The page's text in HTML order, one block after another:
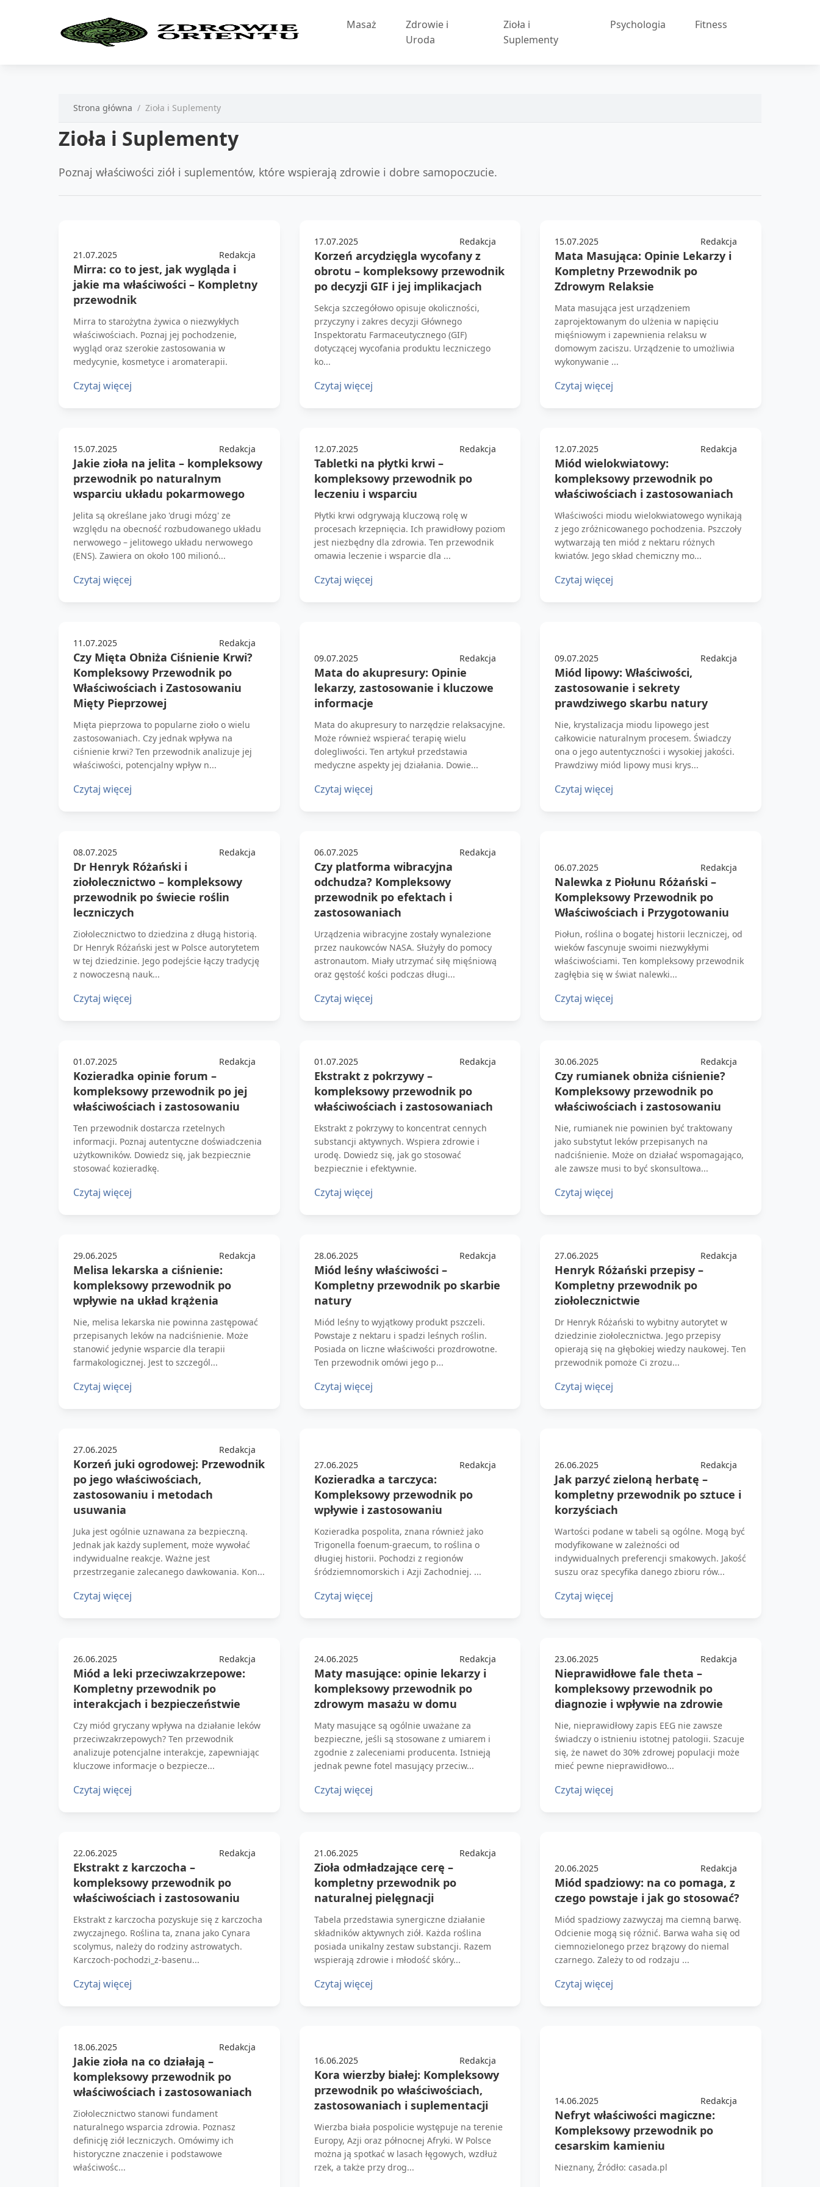
Masaż
Zdrowie i
Uroda
Zioła i
Suplementy
Psychologia Fitness
Strona główna Zioła i Suplementy
Zioła i Suplementy
Poznaj właściwości ziół i suplementów, które wspierają zdrowie i dobre samopoczucie.
21.07.2025 Redakcja
Mirra: co to jest, jak wygląda i
jakie ma właściwości – Kompletny
przewodnik
Mirra to starożytna żywica o niezwykłych
właściwościach. Poznaj jej pochodzenie,
wygląd oraz szerokie zastosowania w
medycynie, kosmetyce i aromaterapii.
Czytaj więcej
17.07.2025 Redakcja
Korzeń arcydzięgla wycofany z
obrotu – kompleksowy przewodnik
po decyzji GIF i jej implikacjach
Sekcja szczegółowo opisuje okoliczności,
przyczyny i zakres decyzji Głównego
Inspektoratu Farmaceutycznego (GIF)
dotyczącej wycofania produktu leczniczego
ko...
Czytaj więcej
15.07.2025 Redakcja
Mata Masująca: Opinie Lekarzy i
Kompletny Przewodnik po
Zdrowym Relaksie
Mata masująca jest urządzeniem
zaprojektowanym do ulżenia w napięciu
mięśniowym i zapewnienia relaksu w
domowym zaciszu. Urządzenie to umożliwia
wykonywanie ...
Czytaj więcej
15.07.2025 Redakcja
Jakie zioła na jelita – kompleksowy
przewodnik po naturalnym
wsparciu układu pokarmowego
Jelita są określane jako 'drugi mózg' ze
względu na obecność rozbudowanego układu
nerwowego – jelitowego układu nerwowego
(ENS). Zawiera on około 100 milionó...
Czytaj więcej
12.07.2025 Redakcja
Tabletki na płytki krwi –
kompleksowy przewodnik po
leczeniu i wsparciu
Płytki krwi odgrywają kluczową rolę w
procesach krzepnięcia. Ich prawidłowy poziom
jest niezbędny dla zdrowia. Ten przewodnik
omawia leczenie i wsparcie dla ...
Czytaj więcej
12.07.2025 Redakcja
Miód wielokwiatowy:
kompleksowy przewodnik po
właściwościach i zastosowaniach
Właściwości miodu wielokwiatowego wynikają
z jego zróżnicowanego pochodzenia. Pszczoły
wytwarzają ten miód z nektaru różnych
kwiatów. Jego skład chemiczny mo...
Czytaj więcej
11.07.2025 Redakcja
Czy Mięta Obniża Ciśnienie Krwi?
Kompleksowy Przewodnik po
Właściwościach i Zastosowaniu
Mięty Pieprzowej
Mięta pieprzowa to popularne zioło o wielu
zastosowaniach. Czy jednak wpływa na
ciśnienie krwi? Ten przewodnik analizuje jej
właściwości, potencjalny wpływ n...
Czytaj więcej
09.07.2025 Redakcja
Mata do akupresury: Opinie
lekarzy, zastosowanie i kluczowe
informacje
Mata do akupresury to narzędzie relaksacyjne.
Może również wspierać terapię wielu
dolegliwości. Ten artykuł przedstawia
medyczne aspekty jej działania. Dowie...
Czytaj więcej
09.07.2025 Redakcja
Miód lipowy: Właściwości,
zastosowanie i sekrety
prawdziwego skarbu natury
Nie, krystalizacja miodu lipowego jest
całkowicie naturalnym procesem. Świadczy
ona o jego autentyczności i wysokiej jakości.
Prawdziwy miód lipowy musi krys...
Czytaj więcej
08.07.2025 Redakcja
Dr Henryk Różański i
ziołolecznictwo – kompleksowy
przewodnik po świecie roślin
leczniczych
Ziołolecznictwo to dziedzina z długą historią.
Dr Henryk Różański jest w Polsce autorytetem
w tej dziedzinie. Jego podejście łączy tradycję
z nowoczesną nauk...
Czytaj więcej
06.07.2025 Redakcja
Czy platforma wibracyjna
odchudza? Kompleksowy
przewodnik po efektach i
zastosowaniach
Urządzenia wibracyjne zostały wynalezione
przez naukowców NASA. Służyły do pomocy
astronautom. Miały utrzymać siłę mięśniową
oraz gęstość kości podczas długi...
Czytaj więcej
06.07.2025 Redakcja
Nalewka z Piołunu Różański –
Kompleksowy Przewodnik po
Właściwościach i Przygotowaniu
Piołun, roślina o bogatej historii leczniczej, od
wieków fascynuje swoimi niezwykłymi
właściwościami. Ten kompleksowy przewodnik
zagłębia się w świat nalewki...
Czytaj więcej
01.07.2025 Redakcja
Kozieradka opinie forum –
kompleksowy przewodnik po jej
właściwościach i zastosowaniu
Ten przewodnik dostarcza rzetelnych
informacji. Poznaj autentyczne doświadczenia
użytkowników. Dowiedz się, jak bezpiecznie
stosować kozieradkę.
Czytaj więcej
01.07.2025 Redakcja
Ekstrakt z pokrzywy –
kompleksowy przewodnik po
właściwościach i zastosowaniach
Ekstrakt z pokrzywy to koncentrat cennych
substancji aktywnych. Wspiera zdrowie i
urodę. Dowiedz się, jak go stosować
bezpiecznie i efektywnie.
Czytaj więcej
30.06.2025 Redakcja
Czy rumianek obniża ciśnienie?
Kompleksowy przewodnik po
właściwościach i zastosowaniu
Nie, rumianek nie powinien być traktowany
jako substytut leków przepisanych na
nadciśnienie. Może on działać wspomagająco,
ale zawsze musi to być skonsultowa...
Czytaj więcej
29.06.2025 Redakcja
Melisa lekarska a ciśnienie:
kompleksowy przewodnik po
wpływie na układ krążenia
Nie, melisa lekarska nie powinna zastępować
przepisanych leków na nadciśnienie. Może
stanowić jedynie wsparcie dla terapii
farmakologicznej. Jest to szczegól...
Czytaj więcej
28.06.2025 Redakcja
Miód leśny właściwości –
Kompletny przewodnik po skarbie
natury
Miód leśny to wyjątkowy produkt pszczeli.
Powstaje z nektaru i spadzi leśnych roślin.
Posiada on liczne właściwości prozdrowotne.
Ten przewodnik omówi jego p...
Czytaj więcej
27.06.2025 Redakcja
Henryk Różański przepisy –
Kompletny przewodnik po
ziołolecznictwie
Dr Henryk Różański to wybitny autorytet w
dziedzinie ziołolecznictwa. Jego przepisy
opierają się na głębokiej wiedzy naukowej. Ten
przewodnik pomoże Ci zrozu...
Czytaj więcej
27.06.2025 Redakcja
Korzeń juki ogrodowej: Przewodnik
po jego właściwościach,
zastosowaniu i metodach
usuwania
Juka jest ogólnie uznawana za bezpieczną.
Jednak jak każdy suplement, może wywołać
indywidualne reakcje. Ważne jest
przestrzeganie zalecanego dawkowania. Kon...
Czytaj więcej
27.06.2025 Redakcja
Kozieradka a tarczyca:
Kompleksowy przewodnik po
wpływie i zastosowaniu
Kozieradka pospolita, znana również jako
Trigonella foenum-graecum, to roślina o
długiej historii. Pochodzi z regionów
śródziemnomorskich i Azji Zachodniej. ...
Czytaj więcej
26.06.2025 Redakcja
Jak parzyć zieloną herbatę –
kompletny przewodnik po sztuce i
korzyściach
Wartości podane w tabeli są ogólne. Mogą być
modyfikowane w zależności od
indywidualnych preferencji smakowych. Jakość
suszu oraz specyfika danego zbioru rów...
Czytaj więcej
26.06.2025 Redakcja
Miód a leki przeciwzakrzepowe:
Kompletny przewodnik po
interakcjach i bezpieczeństwie
Czy miód gryczany wpływa na działanie leków
przeciwzakrzepowych? Ten przewodnik
analizuje potencjalne interakcje, zapewniając
kluczowe informacje o bezpiecze...
Czytaj więcej
24.06.2025 Redakcja
Maty masujące: opinie lekarzy i
kompleksowy przewodnik po
zdrowym masażu w domu
Maty masujące są ogólnie uważane za
bezpieczne, jeśli są stosowane z umiarem i
zgodnie z zaleceniami producenta. Istnieją
jednak pewne fotel masujący przeciw...
Czytaj więcej
23.06.2025 Redakcja
Nieprawidłowe fale theta –
kompleksowy przewodnik po
diagnozie i wpływie na zdrowie
Nie, nieprawidłowy zapis EEG nie zawsze
świadczy o istnieniu istotnej patologii. Szacuje
się, że nawet do 30% zdrowej populacji może
mieć pewne nieprawidłowo...
Czytaj więcej
22.06.2025 Redakcja
Ekstrakt z karczocha –
kompleksowy przewodnik po
właściwościach i zastosowaniu
Ekstrakt z karczocha pozyskuje się z karczocha
zwyczajnego. Roślina ta, znana jako Cynara
scolymus, należy do rodziny astrowatych.
Karczoch-pochodzi_z-basenu...
Czytaj więcej
21.06.2025 Redakcja
Zioła odmładzające cerę –
kompletny przewodnik po
naturalnej pielęgnacji
Tabela przedstawia synergiczne działanie
składników aktywnych ziół. Każda roślina
posiada unikalny zestaw substancji. Razem
wspierają zdrowie i młodość skóry...
Czytaj więcej
20.06.2025 Redakcja
Miód spadziowy: na co pomaga, z
czego powstaje i jak go stosować?
Miód spadziowy zazwyczaj ma ciemną barwę.
Odcienie mogą się różnić. Barwa waha się od
ciemnozielonego przez brązowy do niemal
czarnego. Zależy to od rodzaju ...
Czytaj więcej
18.06.2025 Redakcja
Jakie zioła na co działają –
kompleksowy przewodnik po
właściwościach i zastosowaniach
Ziołolecznictwo stanowi fundament
naturalnego wsparcia zdrowia. Poznasz
definicję ziół leczniczych. Omówimy ich
historyczne znaczenie i podstawowe
właściwośc...
16.06.2025 Redakcja
Kora wierzby białej: Kompleksowy
przewodnik po właściwościach,
zastosowaniach i suplementacji
Wierzba biała pospolicie występuje na terenie
Europy, Azji oraz północnej Afryki. W Polsce
można ją spotkać w lasach łęgowych, wzdłuż
rzek, a także przy drog...
14.06.2025 Redakcja
Nefryt właściwości magiczne:
Kompleksowy przewodnik po
cesarskim kamieniu
Nieznany, Źródło: casada.pl